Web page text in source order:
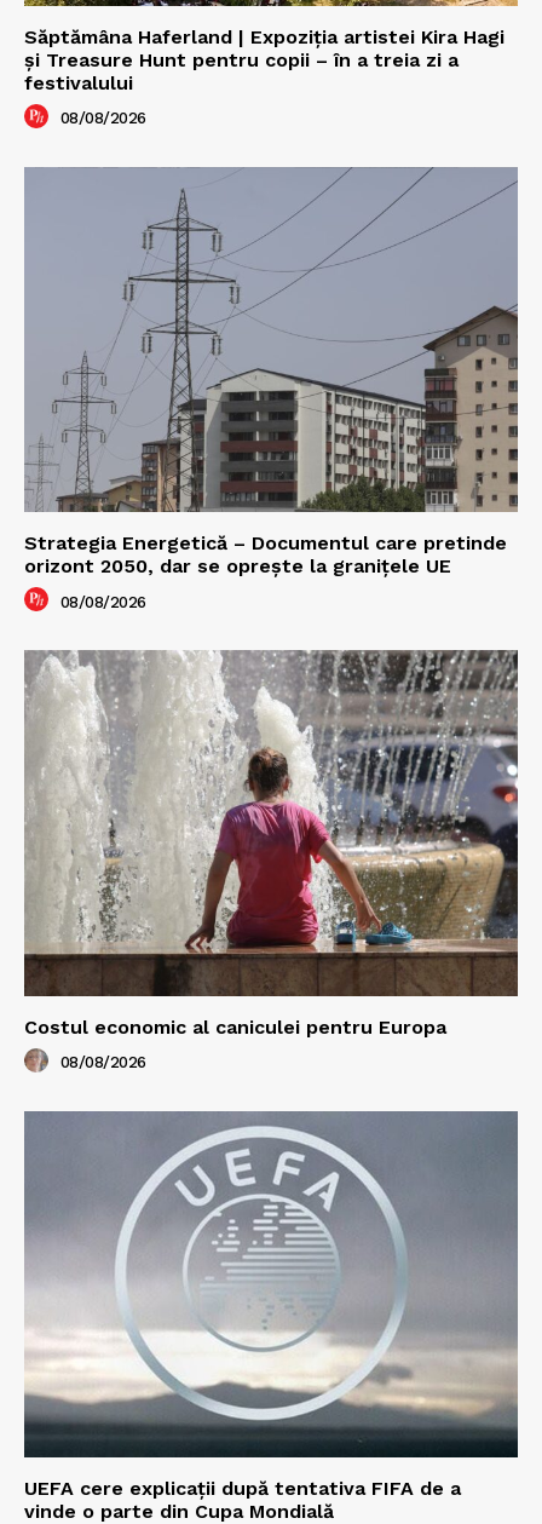
Săptămâna Haferland | Expoziţia artistei Kira Hagi
şi Treasure Hunt pentru copii – în a treia zi a
festivalului
08/08/2026
Strategia Energetică – Documentul care pretinde
orizont 2050, dar se oprește la granițele UE
08/08/2026
Costul economic al caniculei pentru Europa
08/08/2026
UEFA cere explicații după tentativa FIFA de a
vinde o parte din Cupa Mondială